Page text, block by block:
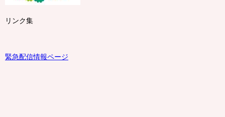
リンク集
緊急配信情報ページ